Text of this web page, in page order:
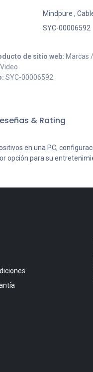
Mindpure ,
SYC-00006592
de sitio web: Marcas
SYC-00006592
& Rating
en una PC,
opción para su